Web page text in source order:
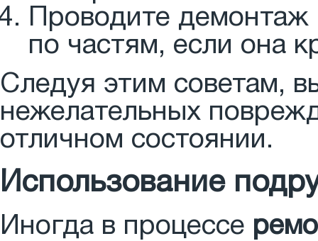
Проводите демонтаж
по частям, если она
Следуя этим советам,
нежелательных
отличном состоянии.
Использование
Иногда в процессе